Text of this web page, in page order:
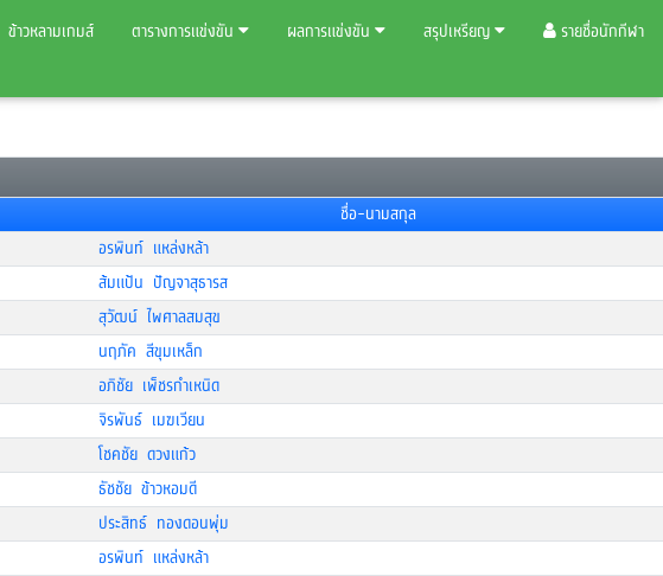
ข้าวหลามเกมส์ ตารางการแข่งขัน ผลการแข่งขัน สรุปเหรียญ รายชื่อนักกีฬา
ชื่อ-นามสกุล
อรพินท์ แหล่งหล้า
ส้มแป้น ปัญจาสุธารส
สุวัฒน์ ไพศาลสมสุข
นฤภัค สีขุมเหล็ก
อภิชัย เพ็ชรกำเหนิด
จิรพันธ์ เมฆเวียน
โชคชัย ดวงแก้ว
ธัชชัย ข้าวหอมดี
ประสิทธ์ ทองดอนพุ่ม
อรพินท์ แหล่งหล้า